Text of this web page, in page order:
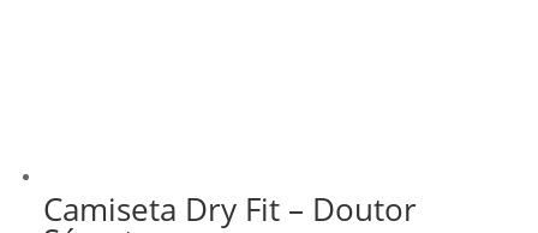
Camiseta Dry Fit – Doutor